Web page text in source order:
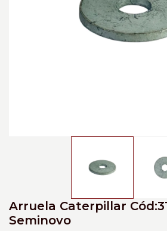
Arruela Caterpillar
Seminovo